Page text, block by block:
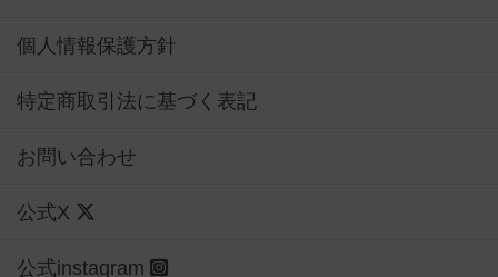
個人情報保護方針
特定商取引法に基づく表記
お問い合わせ
公式X
公式instagram